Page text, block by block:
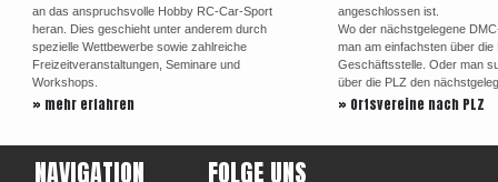
an das anspruchsvolle Hobby RC-Car-Sport
heran. Dies geschieht unter anderem durch
spezielle Wettbewerbe sowie zahlreiche
Freizeitveranstaltungen, Seminare und
Workshops.
» mehr erfahren
angeschlossen ist.
Wo der nächstgelegene
man am einfachsten über die
Geschäftsstelle. Oder man
über die PLZ den
» Ortsvereine nach PLZ
NAVIGATION FOLGE UNS